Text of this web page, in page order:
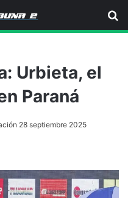
Urbieta, el
Paraná
28 septiembre 2025